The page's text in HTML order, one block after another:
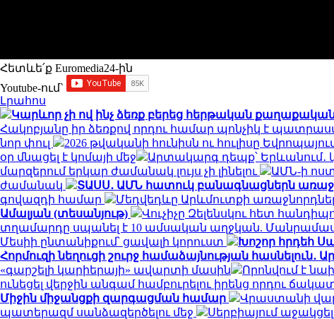
Հետևե՛ք Euromedia24-ին
Youtube-ում`
Լրահոս
Կարևոր չի ով ինչ ձեռք բերեց հերթական
Հակոբյանը իր ձեռքով որդու համար պոնչիկ է
նոր փուլ
2026 թվականի հունիսն ու հուլիսը
օր մնացել է կոմայի մեջ
Արտակարգ դեպք՝ Երևանում․
մարզերում երկար ժամանակ լույս չի լինելու
ԱՄՆ-ի
ժամանակ
ՏԱՍՍ․ ԱՄՆ հատուկ բանագնացներն
գովազդի համար
Մեդվեդևը Արևմուտքի
Ամալյան (տեսանյութ)
Վուչիչը Զելենսկու հետ
տղամարդը սպանել է 10 ամսական աղջկան.
Մեսիի ընտանիքում՝ ցավալի կորուստ
Խոշոր հրդեհ
Հորմուզի նեղուցի շուրջ համաձայնության հասնելուն․
«գարշելի կարիերայի» ավարտի մասին
Որոնվում է
ունեցել վերջին անգամ համբուրելու իրենց որդու
Միջին միջանցքի զարգացման համար
Վրաստանի
պատերազմ սանձազերծելու մեջ
Սերբիայում